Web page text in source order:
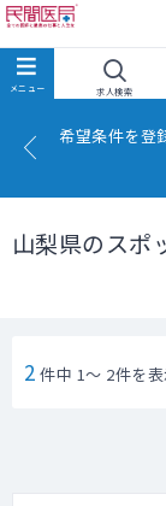
求人検索
希望条件を登
山梨県のスポ
2 件中 1～ 2件を